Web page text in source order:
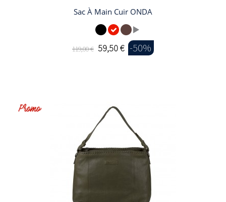
Sac À Main Cuir ONDA
119,00 € 59,50 € -50%